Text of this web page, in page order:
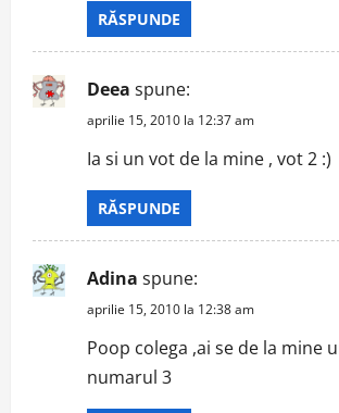
t
i
RĂSPUNDE
Deea spune:
aprilie 15, 2010 la 12:37 am
Ia si un vot de la mine , vot 2 :)
RĂSPUNDE
Adina spune:
aprilie 15, 2010 la 12:38 am
Poop colega ,ai se de la mine
numarul 3